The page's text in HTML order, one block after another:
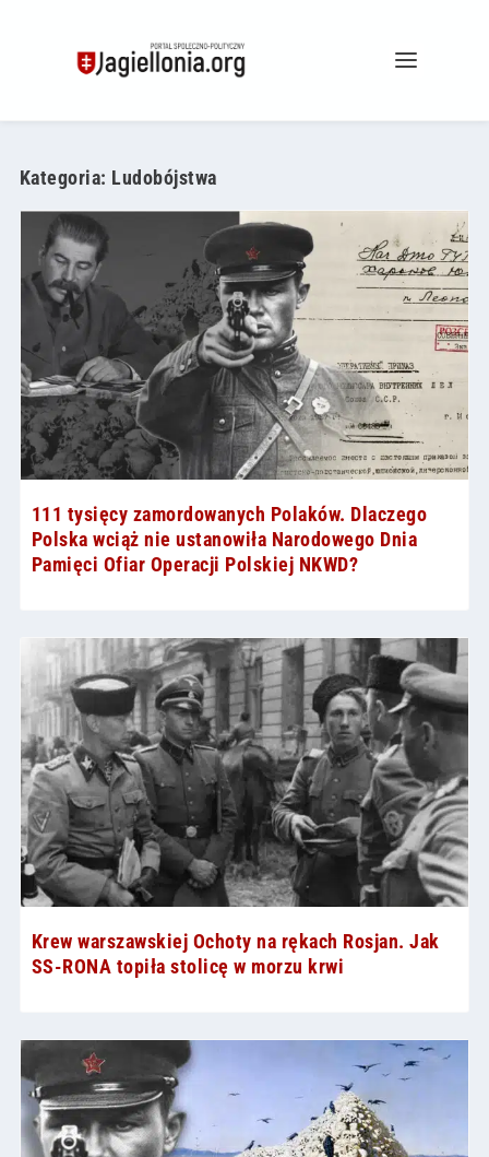
Kategoria: Ludobójstwa
111 tysięcy zamordowanych Polaków. Dlaczego
Polska wciąż nie ustanowiła Narodowego Dnia
Pamięci Ofiar Operacji Polskiej NKWD?
Krew warszawskiej Ochoty na rękach Rosjan. Jak
SS-RONA topiła stolicę w morzu krwi